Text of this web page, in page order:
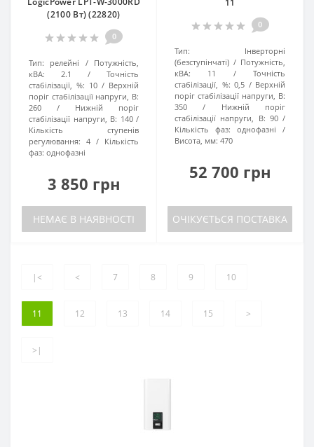
(2100 Вт) (22820)
0
Тип: релейні
Потужність,
кВА:
2.1
Точність
стабілізації, %: 10
Верхній
поріг стабілізації напруги, В:
260
Нижній поріг
стабілізації напруги, В: 140
Кількість ступенів
регулювання: 4
Кількість
фаз: однофазні
3 850 грн
НЕМАЄ В НАЯВНОСТІ
11
0
Тип:
Інверторні
(безступінчаті)
Потужність,
кВА:
11
Точність
стабілізації, %: 0,5
Верхній
поріг стабілізації напруги, В:
350
Нижній поріг
стабілізації напруги, В: 90
Кількість фаз:
однофазні
Висота, мм: 470
52 700 грн
ОЧІКУЄТЬСЯ ПОСТАВКА
|< < 7 8 9 10
11 12 13 14 15 >
>|